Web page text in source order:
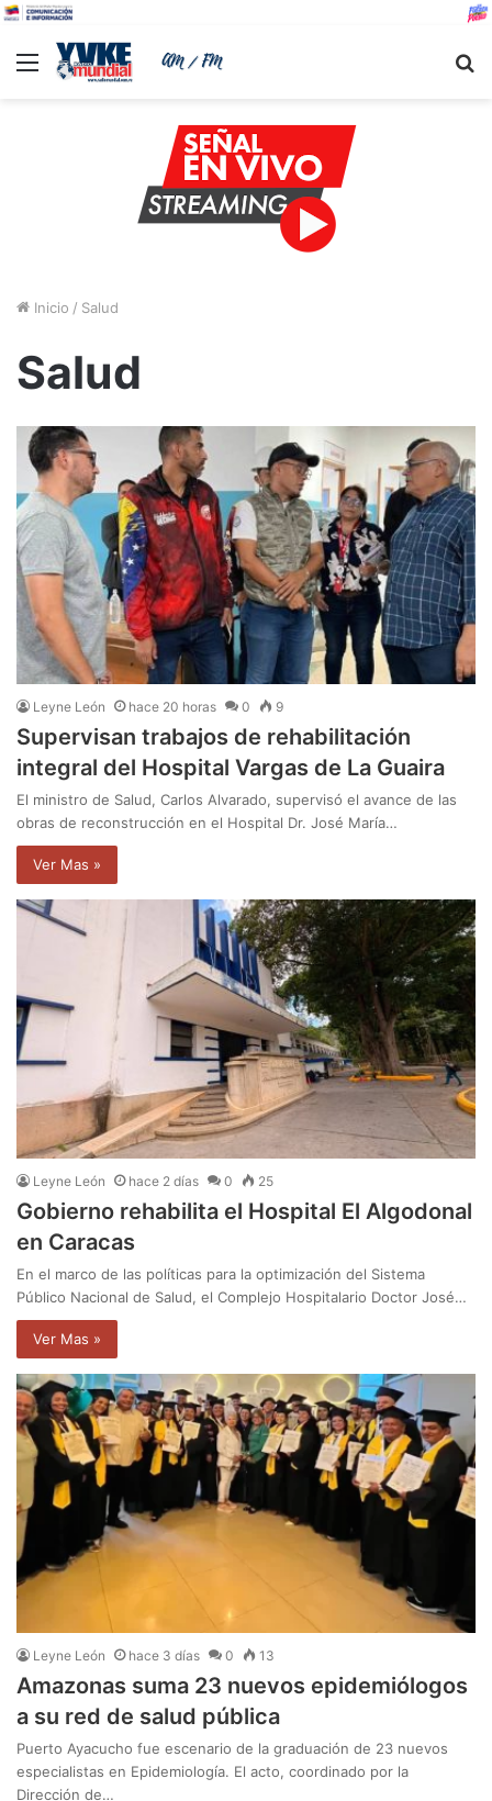
Menu
Inicio / Salud
Salud
Leyne León hace 20 horas 0 9
Supervisan trabajos de rehabilitación
integral del Hospital Vargas de La Guaira
El ministro de Salud, Carlos Alvarado, supervisó el avance de las
obras de reconstrucción en el Hospital Dr. José María…
Ver Mas »
Leyne León hace 2 días 0 25
Gobierno rehabilita el Hospital El Algodonal
en Caracas
En el marco de las políticas para la optimización del Sistema
Público Nacional de Salud, el Complejo Hospitalario Doctor José…
Ver Mas »
Leyne León hace 3 días 0 13
Amazonas suma 23 nuevos epidemiólogos
a su red de salud pública
Puerto Ayacucho fue escenario de la graduación de 23 nuevos
especialistas en Epidemiología. El acto, coordinado por la
Dirección de…